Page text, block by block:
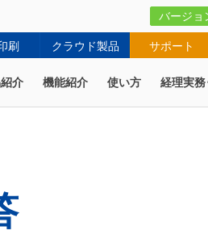
バージョ
刷 クラウド製品 サポート
介 機能紹介 使い方 経理実務